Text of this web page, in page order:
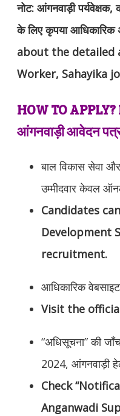
नोट: आंगनवाड़ी पर्यवेक्षक,
के लिए कृपया
about the detailed
Worker, Sahayika
HOW TO
आंगनवाड़ी आवेदन
बाल विकास सेवा और
उम्मीदवार केवल
Candidates
Development
recruitment.
आधिकारिक
Visit the
“अधिसूचना” की
2024, आंगनवाड़ी
Check
Anganwadi